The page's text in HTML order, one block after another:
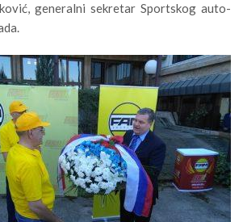
generalni sekretar Sportskog auto-